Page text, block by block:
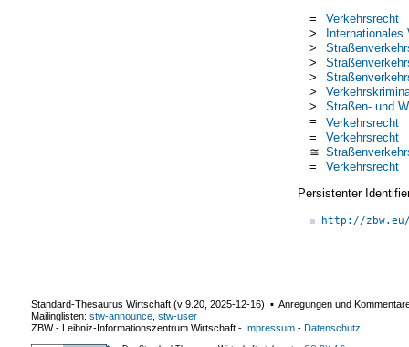
=
Verkehrsrecht
>
Internationales
>
>
>
>
>
Straßen- und
=
Verkehrsrecht
=
Verkehrsrecht
≅
=
Verkehrsrecht
Persistenter
http://
Standard-Thesaurus Wirtschaft (v 9.20 2025-12-16) ▪ Anregungen und
Mailinglisten: stw-announce stw-user
ZBW - Leibniz-Informationszentrum Wirtschaft - Impressum - Datenschutz